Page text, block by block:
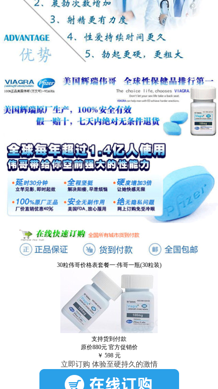
30粒伟哥价格表套餐一:伟哥一瓶(30粒装)
支持货到付款
原价880元 官方促销价
￥ 598 元
立即订购 体验至硬持久的激情